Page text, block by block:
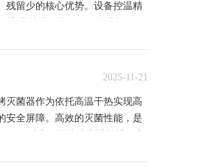
残留少的核心优势。设备控温精
温材质物品，配备超温报警、
2025-11-21
灭菌器作为依托高温干热实现高
安全屏障。高效的灭菌性能，是
±2℃以内，能快速穿透器械、容